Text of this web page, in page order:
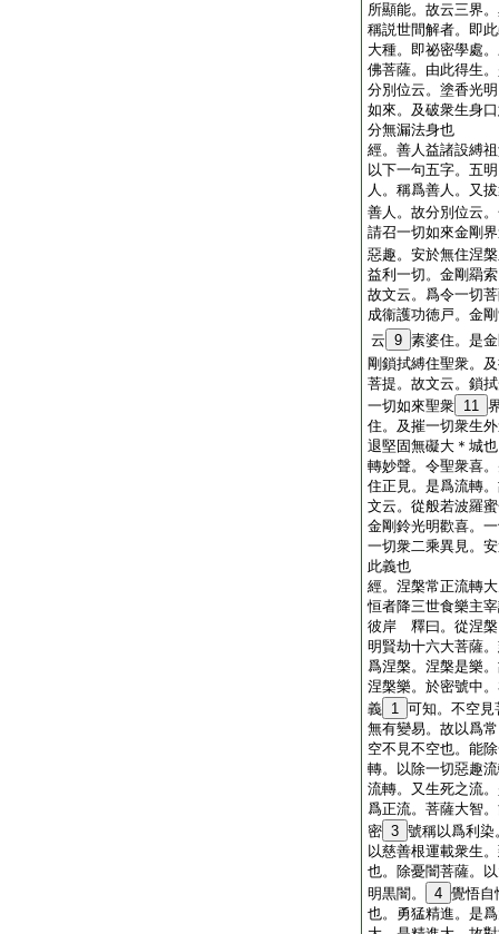
所顯能。故云三界
稱説世間解者。即
大種。即祕密學處
佛菩薩。由此得生
分別位云。塗香光
如來。及破衆生身
分無漏法身也
經。善人益諸設縛
以下一句五字。五
人。稱爲善人。又
善人。故分別位云
請召一切如來金剛
惡趣。安於無住涅
益利一切。金剛羂
故文云。爲令一切
成衞護功徳戸。金
云 9 素婆住。是
剛鎖拭縛住聖衆。
菩提。故文云。鎖
一切如來聖衆 11
住。及摧一切衆生
退堅固無礙大＊城
轉妙聲。令聖衆喜
住正見。是爲流轉
文云。從般若波羅
金剛鈴光明歡喜。
一切衆二乘異見。
此義也
經。涅槃常正流轉
恒者降三世食樂主
彼岸 釋曰。從涅槃
明賢劫十六大菩薩
爲涅槃。涅槃是樂
涅槃樂。於密號中
義 1 可知。不空見
無有變易。故以爲
空不見不空也。能
轉。以除一切惡趣
流轉。又生死之流
爲正流。菩薩大智
密 3 號稱以爲利染
以慈善根運載衆生
也。除憂闇菩薩。
明黒闇。
4 覺悟自
也。勇猛精進。是